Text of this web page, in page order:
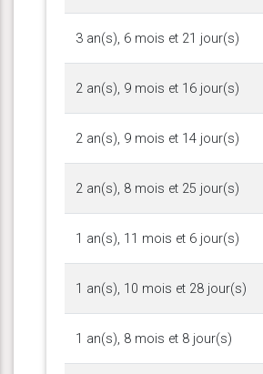
3 an(s), 6 mois et 21 jour(s)
2 an(s), 9 mois et 16 jour(s)
2 an(s), 9 mois et 14 jour(s)
2 an(s), 8 mois et 25 jour(s)
1 an(s), 11 mois et 6 jour(s)
1 an(s), 10 mois et 28 jour(s)
1 an(s), 8 mois et 8 jour(s)